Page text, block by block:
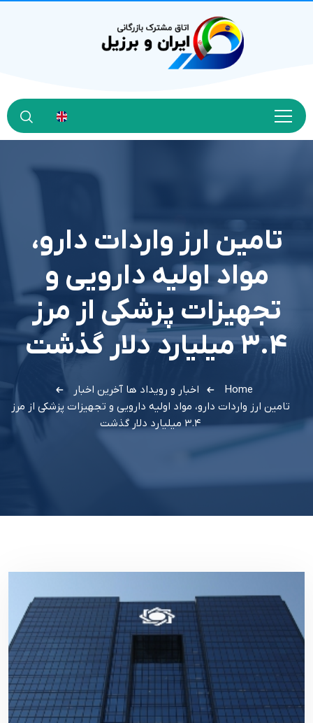
تامین ارز واردات دارو،
مواد اولیه دارویی و
تجهیزات پزشکی از مرز
۳.۴ میلیارد دلار گذشت
Home اخبار و رویداد ها آخرین اخبار
تامین ارز واردات دارو، مواد اولیه دارویی و تجهیزات پزشکی از مرز
۳.۴ میلیارد دلار گذشت